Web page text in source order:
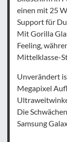
einen mit 25
Support für
Mit Gorilla
Feeling,
Mittelklasse-
Unverändert
Megapixel
Die
Samsung